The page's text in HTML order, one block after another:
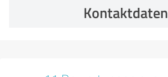
Kontaktdaten